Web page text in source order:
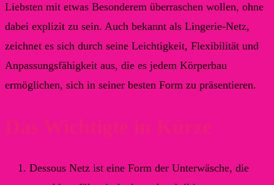
Liebsten mit etwas Besonderem überraschen wollen, ohne
dabei explizit zu sein. Auch bekannt als Lingerie-Netz,
zeichnet es sich durch seine Leichtigkeit, Flexibilität und
Anpassungsfähigkeit aus, die es jedem Körperbau
ermöglichen, sich in seiner besten Form zu präsentieren.
Das Wichtigte in Kürze
Dessous Netz ist eine Form der Unterwäsche, die